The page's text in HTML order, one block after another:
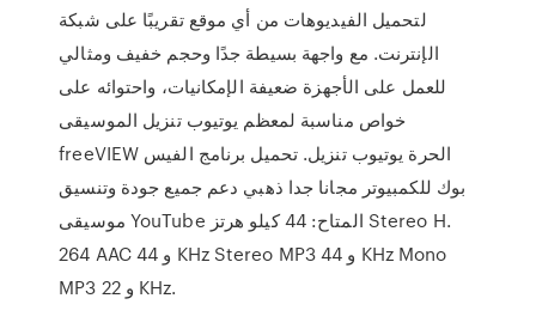
لتحميل الفيديوهات من أي موقع تقريبًا على شبكة
الإنترنت. مع واجهة بسيطة جدًا وحجم خفيف ومثالي
للعمل على الأجهزة ضعيفة الإمكانيات، واحتوائه على
خواص مناسبة لمعظم يوتيوب تنزيل الموسيقى
freeVIEW الحرة يوتيوب تنزيل. تحميل برنامج الفيس
بوك للكمبيوتر مجانا جدا ذهبي دعم جميع جودة وتنسيق
موسيقى YouTube المتاح: 44 كيلو هرتز Stereo H.
264 AAC و 44 KHz Stereo MP3 و 44 KHz Mono
MP3 و 22 KHz.